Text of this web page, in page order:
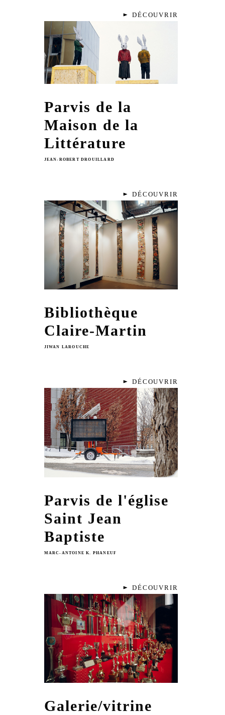
DÉCOUVRIR
Parvis de la
Maison de la
Littérature
JEAN-ROBERT DROUILLARD
DÉCOUVRIR
Bibliothèque
Claire-Martin
JIWAN LAROUCHE
DÉCOUVRIR
Parvis de l'église
Saint Jean
Baptiste
MARC-ANTOINE K. PHANEUF
DÉCOUVRIR
Galerie/vitrine